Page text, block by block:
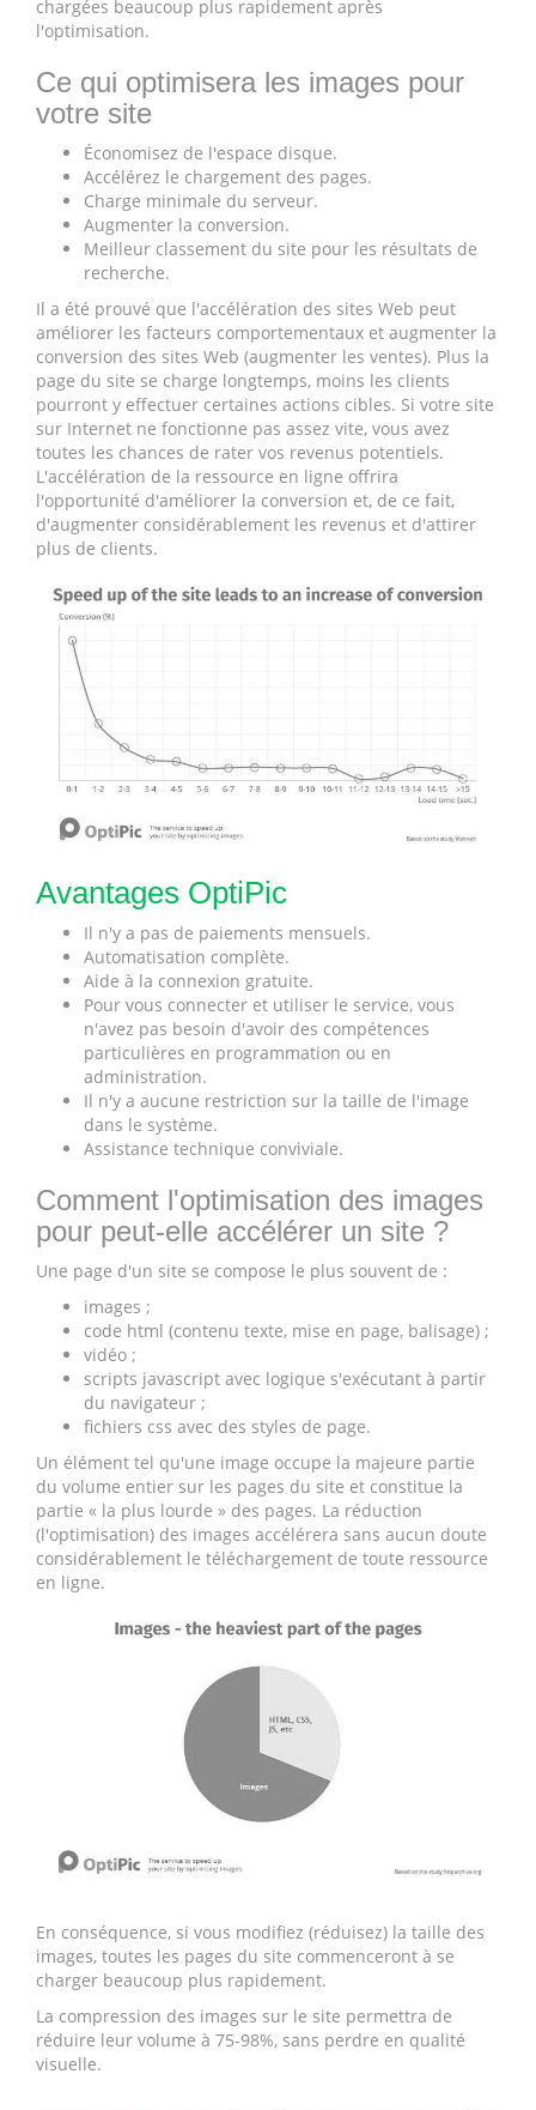
chargées beaucoup plus rapidement après
l'optimisation.
Ce qui optimisera les images pour
votre site
Économisez de l'espace disque.
Accélérez le chargement des pages.
Charge minimale du serveur.
Augmenter la conversion.
Meilleur classement du site pour les résultats de
recherche.
Il a été prouvé que l'accélération des sites Web peut
améliorer les facteurs comportementaux et augmenter la
conversion des sites Web (augmenter les ventes). Plus la
page du site se charge longtemps, moins les clients
pourront y effectuer certaines actions cibles. Si votre site
sur Internet ne fonctionne pas assez vite, vous avez
toutes les chances de rater vos revenus potentiels.
L'accélération de la ressource en ligne offrira
l'opportunité d'améliorer la conversion et, de ce fait,
d'augmenter considérablement les revenus et d'attirer
plus de clients.
Avantages OptiPic
Il n'y a pas de paiements mensuels.
Automatisation complète.
Aide à la connexion gratuite.
Pour vous connecter et utiliser le service, vous
n'avez pas besoin d'avoir des compétences
particulières en programmation ou en
administration.
Il n'y a aucune restriction sur la taille de l'image
dans le système.
Assistance technique conviviale.
Comment l'optimisation des images
pour peut-elle accélérer un site ?
Une page d'un site se compose le plus souvent de :
images ;
code html (contenu texte, mise en page, balisage) ;
vidéo ;
scripts javascript avec logique s'exécutant à partir
du navigateur ;
fichiers css avec des styles de page.
Un élément tel qu'une image occupe la majeure partie
du volume entier sur les pages du site et constitue la
partie « la plus lourde » des pages. La réduction
(l'optimisation) des images accélérera sans aucun doute
considérablement le téléchargement de toute ressource
en ligne.
En conséquence, si vous modifiez (réduisez) la taille des
images, toutes les pages du site commenceront à se
charger beaucoup plus rapidement.
La compression des images sur le site permettra de
réduire leur volume à 75-98%, sans perdre en qualité
visuelle.